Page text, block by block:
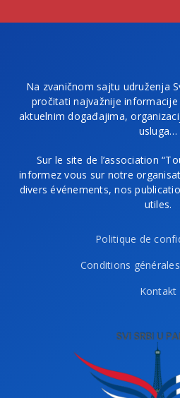
Na zvaničnom sajtu udruženja
pročitati najvažnije
aktuelnim događajima,
usluga…
Sur le site de l’association
informez vous sur notre
divers événements, nos
utiles.
Politique de
Conditions
Kontakt